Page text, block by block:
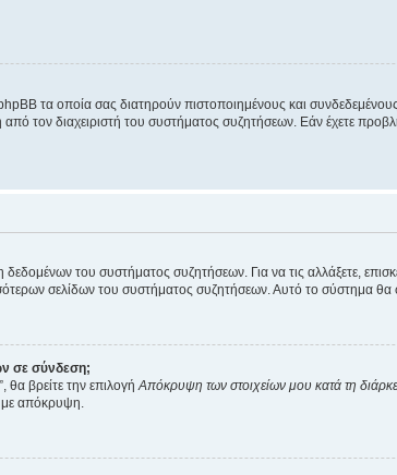
τα οποία σας διατηρούν πιστοποιημένους και
τον διαχειριστή του συστήματος συζητήσεων. Εάν έχετε
του συστήματος συζητήσεων. Για να τις αλλάξετε,
σελίδων του συστήματος συζητήσεων. Αυτό το σύστημα θα σας
σε σύνδεση;
βρείτε την επιλογή Απόκρυψη των στοιχείων μου κατά τη
με απόκρυψη.